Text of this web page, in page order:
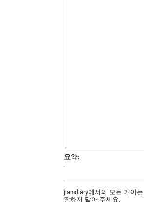
요약:
jiamdiary에서의 모든 기여
장하지 말아 주세요.